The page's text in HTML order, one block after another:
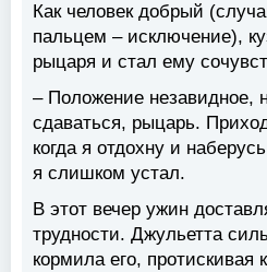
Как человек добрый
пальцем – исключение),
рыцаря и стал ему
– Положение незавидное,
сдаваться, рыцарь.
когда я отдохну и
я слишком устал.
В этот вечер ужин
трудности. Джульетта
кормила его, протискивая